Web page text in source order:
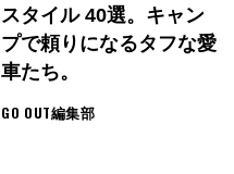
スタイル 40選。キャン
プで頼りになるタフな愛
車たち。
GO OUT編集部